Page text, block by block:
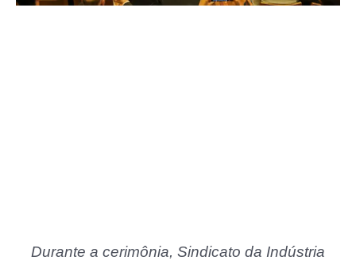
Durante a cerimônia, Sindicato da Indústria